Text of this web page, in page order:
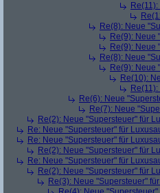
Re(8): Neue
Re(9): Neue
Re(9): Neue
Re(8): Neue
Re(9): Neue
Re(10):
Re(6): Neue
Re(7): Neue
Re(2): Neue "Supersteuer" für
Re: Neue "Supersteuer" für
Re: Neue "Supersteuer" für
Re(2): Neue "Supersteuer" für
Re: Neue "Supersteuer" für
Re(2): Neue "Supersteuer" für
Re(3): Neue "Supersteuer"